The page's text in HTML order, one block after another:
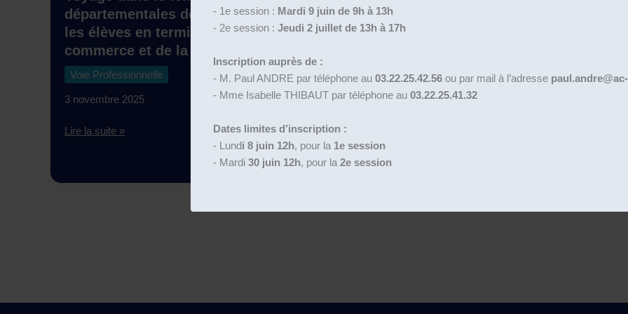
- 1e session : Mardi 9 juin de 9h à 13h
- 2e session : Jeudi 2 juillet de 13h à 17h
Inscription auprès de :
- M. Paul ANDRE par téléphone au 03.22.25.42.56 ou par mail à l’adresse
- Mme Isabelle THIBAUT par téléphone au 03.22.25.41.32
Dates limites d’inscription :
- Lundi 8 juin 12h, pour la 1e session
- Mardi 30 juin 12h, pour la 2e session
départementales de la Somme pour
les élèves en terminale métiers du
commerce et de la vente
Voie Professionnelle
3 novembre 2025
Voyage
temps
Lire la suite »